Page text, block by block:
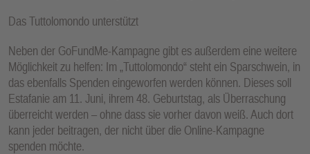
Das Tuttolomondo unterstützt
Neben der GoFundMe-Kampagne gibt es außerdem eine weitere
Möglichkeit zu helfen: Im „Tuttolomondo“ steht ein Sparschwein, in
das ebenfalls Spenden eingeworfen werden können. Dieses soll
Estafanie am 11. Juni, ihrem 48. Geburtstag, als Überraschung
überreicht werden – ohne dass sie vorher davon weiß. Auch dort
kann jeder beitragen, der nicht über die Online-Kampagne
spenden möchte.